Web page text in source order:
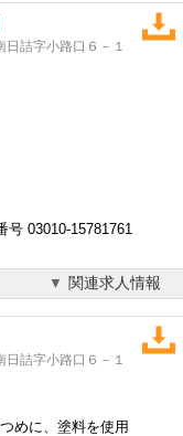
詰字小路口６－１
号 03010-15781761
関連求人情報
詰字小路口６－１
めに、塗料を使用